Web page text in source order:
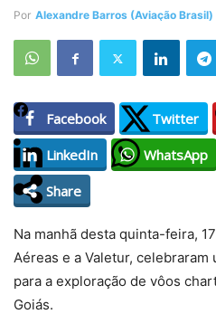
Por Alexandre Barros (Aviação Brasil)
Facebook Twitter
LinkedIn
WhatsApp
Share
Na manhã desta quinta-feira,
Aéreas e a Valetur,
para a exploração de vôos
Goiás.